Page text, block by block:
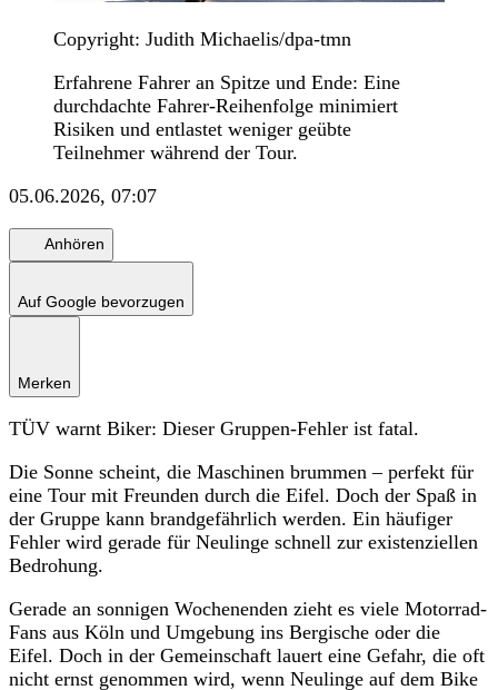
Copyright: Judith Michaelis/dpa-tmn
Erfahrene Fahrer an Spitze und Ende: Eine
durchdachte Fahrer-Reihenfolge minimiert
Risiken und entlastet weniger geübte
Teilnehmer während der Tour.
05.06.2026, 07:07
Anhören
Auf Google bevorzugen
Merken
TÜV warnt Biker: Dieser Gruppen-Fehler ist fatal.
Die Sonne scheint, die Maschinen brummen – perfekt für
eine Tour mit Freunden durch die Eifel. Doch der Spaß in
der Gruppe kann brandgefährlich werden. Ein häufiger
Fehler wird gerade für Neulinge schnell zur existenziellen
Bedrohung.
Gerade an sonnigen Wochenenden zieht es viele Motorrad-
Fans aus Köln und Umgebung ins Bergische oder die
Eifel. Doch in der Gemeinschaft lauert eine Gefahr, die oft
nicht ernst genommen wird, wenn Neulinge auf dem Bike